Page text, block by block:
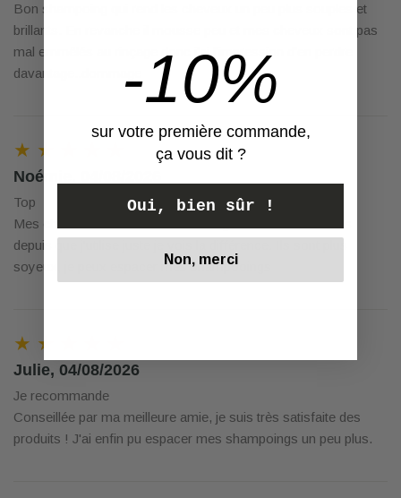
Bon shampoing qui rend les cheveux un peu plus souples et
brillants. En revanche il mousse peu et mes cheveux sont pas
mal emmêlés au rinçage donc j'ai l'impression d'en perdre
davantage..dommage
★ ★ ★ ★ ★
Noémie, 04/08/2026
Top
Mes cheveux avaient tendance à regraisser très vite mais
depuis que j'utilise juste je vois la différence. Ils sont plus
soyeux, je peux espacer mes shampooings
★ ★ ★ ★ ★
Julie, 04/08/2026
Je recommande
Conseillée par ma meilleure amie, je suis très satisfaite des
produits ! J'ai enfin pu espacer mes shampoings un peu plus.
-10%
sur votre première commande,
ça vous dit ?
Oui, bien sûr !
Non, merci